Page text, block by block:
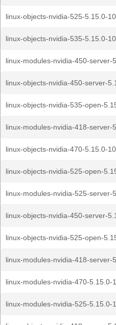
linux-objects-nvidia-525-5.15.0-
linux-objects-nvidia-535-5.15.0-
linux-modules-nvidia-450-server-
linux-objects-nvidia-450-server-
linux-objects-nvidia-535-open-
linux-modules-nvidia-418-server-
linux-objects-nvidia-470-5.15.0-
linux-objects-nvidia-525-open-
linux-modules-nvidia-525-server-
linux-objects-nvidia-450-server-
linux-objects-nvidia-525-open-
linux-modules-nvidia-418-server-
linux-modules-nvidia-470-5.15.0-
linux-modules-nvidia-525-5.15.0-